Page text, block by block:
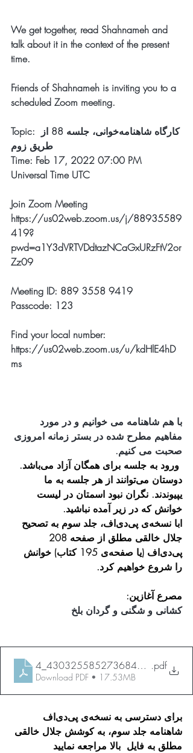
We get together, read Shahnameh and
talk about it in the context of the present
time.
Friends of Shahnameh is inviting you to a
scheduled Zoom meeting.
Topic: کارگاه شاهنامه‌خوانی، جلسه 88 از
طریق ز‌وم
Time: Feb 17, 2022 07:00 PM
Universal Time UTC
Join Zoom Meeting
https://us02web.zoom.us/j/88935589
419?
pwd=a1Y3dVRTVDdtazNCaGxURzFtV2or
Zz09
Meeting ID: 889 3558 9419
Passcode: 123
Find your local number:
https://us02web.zoom.us/u/kdHlE4hD
ms
با هم شاهنامه می خوانیم و در مورد
مفاهیم مطرح شده در بستر زمانه امروزی
صحبت می کنیم.
ورود به جلسه برای همگان آزاد می‌باشد.
دوستان می‌توانند از هر جلسه به ما
یپیوندند. نگران نبود اسمتان در لیست
خوانش که در زیر آمده نباشید.
ابا نسخه‌ی پی‌دی‌اف، جلد سوم به تصحیح
پی‌دی‌اف (یا صفحه‌ی 195 کتاب) خوانش
را شروع خواهیم کرد.
مصرع آغازین:
کشانی و شگنی و گردان بلخ
4_430325585273684263.pdf
Download PDF • 17.53MB
برای دسترسی به نسخه‌ی پی‌دی‌اف
شاهنامه جلد سوم، به کوشش جلال خالقی
مطلق به فایل  بالا مراجعه نمایید